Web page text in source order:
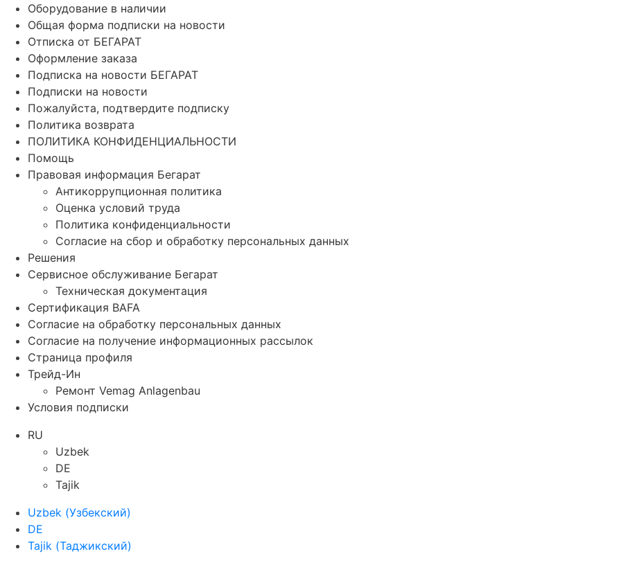
Оборудование в наличии
Общая форма подписки на новости
Отписка от БЕГАРАТ
Оформление заказа
Подписка на новости БЕГАРАТ
Подписки на новости
Пожалуйста, подтвердите подписку
Политика возврата
ПОЛИТИКА КОНФИДЕНЦИАЛЬНОСТИ
Помощь
Правовая информация Бегарат
Антикоррупционная политика
Оценка условий труда
Политика конфиденциальности
Согласие на сбор и обработку персональных данных
Решения
Сервисное обслуживание Бегарат
Техническая документация
Сертификация BAFA
Согласие на обработку персональных данных
Согласие на получение информационных рассылок
Страница профиля
Трейд-Ин
Ремонт Vemag Anlagenbau
Условия подписки
RU
Uzbek
DE
Tajik
Uzbek (Узбекский)
DE
Tajik (Таджикский)